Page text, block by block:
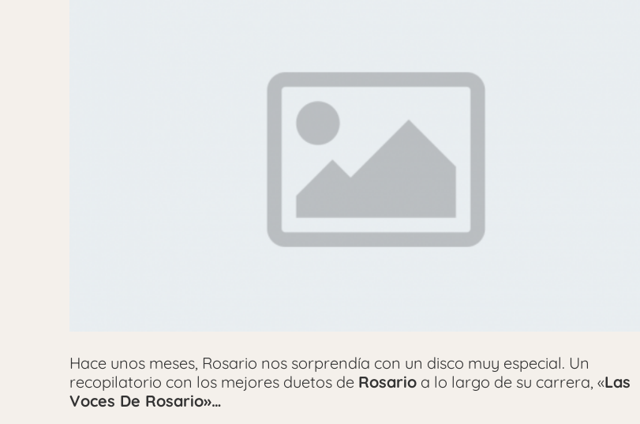
Hace unos meses, Rosario nos sorprendía con un disco muy especial. Un
recopilatorio con los mejores duetos de Rosario a lo largo de su carrera, «Las
Voces De Rosario»…